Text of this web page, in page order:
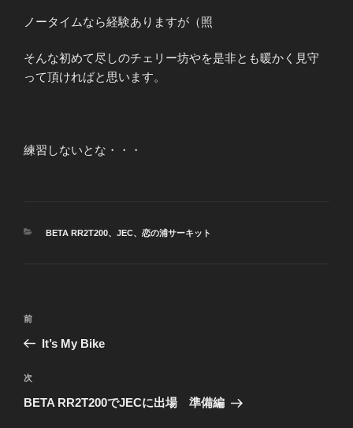
ノータイムなら経験ありますが（照
そんな初めて尽しのチェリー坊やを是非とも暖かく見守
って頂ければと思います。
練習しないとな・・・
カ
BETA RR2T200、 JEC、 恋の浦サーキット
投
ビ
ゲ
前
の
稿
前
It’s My Bike
次
の
次
BETA RR2T200でJECに出場 準備編